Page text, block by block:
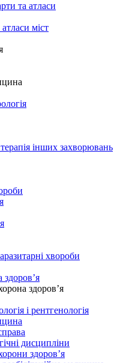
та атласи
міст
терапія інших захворювань
хвороби
здоров’я
і рентгенологія
дисципліни
здоров’я